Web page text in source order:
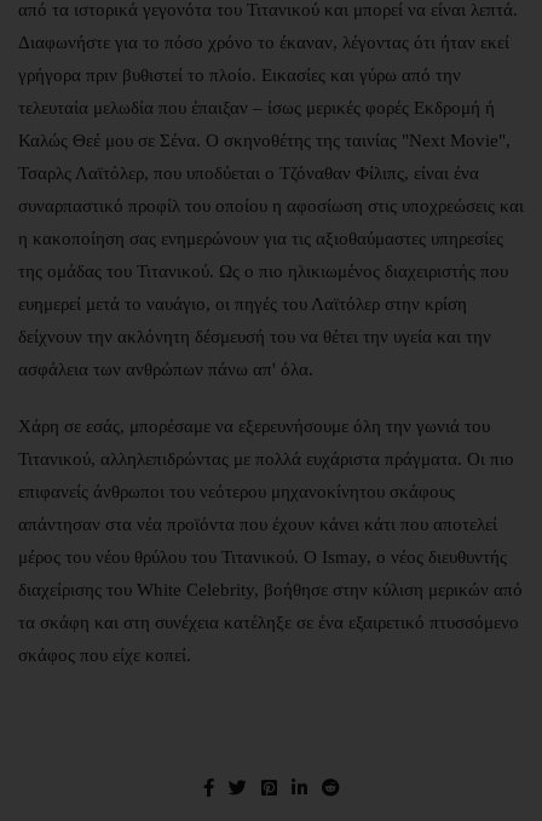
από τα ιστορικά γεγονότα του Τιτανικού και μπορεί να είναι λεπτά.
Διαφωνήστε για το πόσο χρόνο το έκαναν, λέγοντας ότι ήταν εκεί
γρήγορα πριν βυθιστεί το πλοίο. Εικασίες και γύρω από την
τελευταία μελωδία που έπαιξαν – ίσως μερικές φορές Εκδρομή ή
Καλώς Θεέ μου σε Σένα. Ο σκηνοθέτης της ταινίας "Next Movie",
Τσαρλς Λαϊτόλερ, που υποδύεται ο Τζόναθαν Φίλιπς, είναι ένα
συναρπαστικό προφίλ του οποίου η αφοσίωση στις υποχρεώσεις και
η κακοποίηση σας ενημερώνουν για τις αξιοθαύμαστες υπηρεσίες
της ομάδας του Τιτανικού. Ως ο πιο ηλικιωμένος διαχειριστής που
ευημερεί μετά το ναυάγιο, οι πηγές του Λαϊτόλερ στην κρίση
δείχνουν την ακλόνητη δέσμευσή του να θέτει την υγεία και την
ασφάλεια των ανθρώπων πάνω απ' όλα.
Χάρη σε εσάς, μπορέσαμε να εξερευνήσουμε όλη την γωνιά του
Τιτανικού, αλληλεπιδρώντας με πολλά ευχάριστα πράγματα. Οι πιο
επιφανείς άνθρωποι του νεότερου μηχανοκίνητου σκάφους
απάντησαν στα νέα προϊόντα που έχουν κάνει κάτι που αποτελεί
μέρος του νέου θρύλου του Τιτανικού. Ο Ismay, ο νέος διευθυντής
διαχείρισης του White Celebrity, βοήθησε στην κύλιση μερικών από
τα σκάφη και στη συνέχεια κατέληξε σε ένα εξαιρετικό πτυσσόμενο
σκάφος που είχε κοπεί.